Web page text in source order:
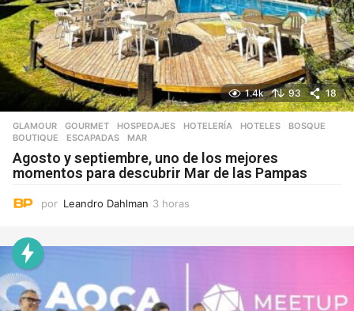
1.4k 93 18
GLAMOUR ,GOURMET ,HOSPEDAJES ,HOTELERÍA ,HOTELES BOSQUE
BOUTIQUE
,ESCAPADAS ,MAR
Agosto y septiembre, uno de los mejores
momentos para descubrir Mar de las Pampas
por Leandro Dahlman 3 horas
r